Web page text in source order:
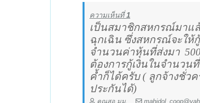
ความเห็นที่1
เป็นสมาชิกสหกรณ์มาแ
ฉุกเฉิน ซึ่งสหกรณ์จะให้กู้
จำนวนค่าหุ้นที่ส่งมา
ต้องการกู้เงินในจำนว
ค้ำก็ได้ครับ ( ลูกจ้างชั่ว
ประกันได้)
คุณสอ.มม.